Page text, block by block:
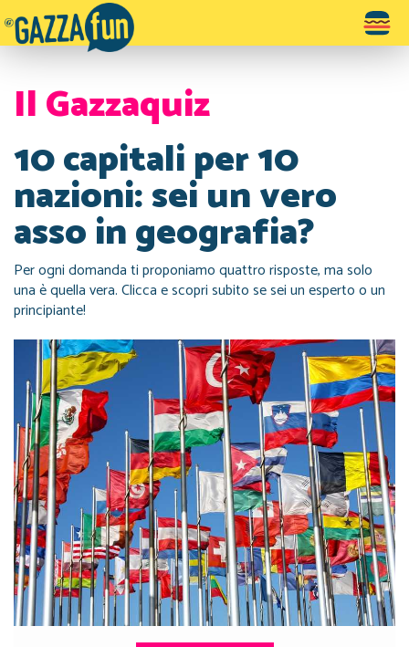
Toggle
Il Gazzaquiz
10 capitali per 10
nazioni: sei un vero
asso in geografia?
Per ogni domanda ti proponiamo quattro risposte, ma solo
una è quella vera. Clicca e scopri subito se sei un esperto o un
principiante!